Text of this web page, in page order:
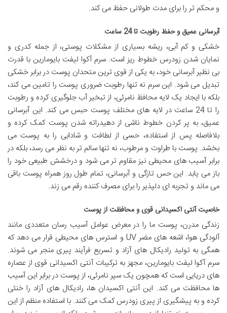
و محکم تر را برای مدت طولانی حفظ می کند.
آبرسانی عمیق و حفظ رطوبت تا 24 ساعت
خشکی و کم آبی، ریشه بسیاری از مشکلات پوستی، از جمله کدری و
نمایان شدن زودرس خطوط ریز است. سرم آکوا لیفت بایومارین با قدرت
بی نظیر آبرسانی خود، به یکی از قوی ترین متحدان پوست در برابر خشکی
تبدیل می شود. این سرم نه تنها رطوبت ضروری پوست را تامین می کند،
بلکه با ایجاد یک لایه محافظ نامرئی، از تبخیر آب جلوگیری کرده و رطوبت
را تا 24 ساعت در لایه های مختلف پوست حبس می کند. این آبرسانی
عمیق، به پر کردن خطوط ناشی از دهیدراته شدن پوست کمک کرده و
بلافاصله پس از استفاده، حسی از لطافت و شادابی را به پوست می
بخشد. پوست با طراوت و مرطوب، نه تنها سالم تر به نظر می رسد، بلکه در
برابر آسیب های محیطی نیز مقاوم تر می شود و درخشش طبیعی خود را
باز می یابد. این حس تازگی و آبرسانی، تمام طول روز همراه پوست باقی
می ماند و تجربه ای دلپذیر را برای مصرف کننده رقم می زند.
خاصیت آنتی اکسیدانی قوی و محافظت از پوست
زندگی مدرن، پوست ما را در معرض عوامل آسیب رسان متعددی مانند
آلودگی هوا، اشعه های مضر UV و استرس های محیطی قرار می دهد که
همگی به تولید رادیکال های آزاد و تسریع فرآیند پیری منجر می شوند.
سرم آکوا لیفت بایومارین، مجهز به ترکیبات آنتی اکسیدانی قوی از عصاره
های دریایی است که همچون یک سپر نامرئی، از پوست در برابر این آسیب
ها محافظت می کند. این آنتی اکسیدان ها، رادیکال های آزاد را خنثی
کرده و به پیشگیری از پیری زودرس کمک می کنند. با استفاده منظم از این